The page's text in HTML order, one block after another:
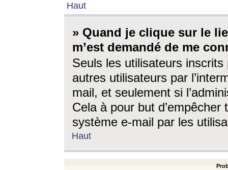
Haut
» Quand je clique sur le
m’est demandé de me
Seuls les utilisateurs
autres utilisateurs par
mail, et seulement si
Cela à pour but
système e-mail par les
Haut